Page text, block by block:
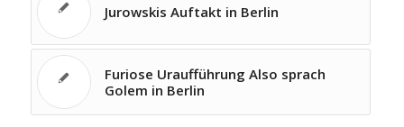
Jurowskis Auftakt in Berlin
Furiose Uraufführung Also sprach
Golem in Berlin